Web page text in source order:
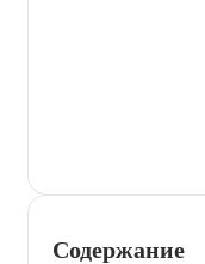
Содержание